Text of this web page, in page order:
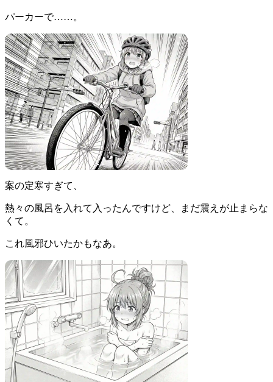
パーカーで……。
案の定寒すぎて、
熱々の風呂を入れて入ったんですけど、まだ震えが止まらな
くて。
これ風邪ひいたかもなあ。